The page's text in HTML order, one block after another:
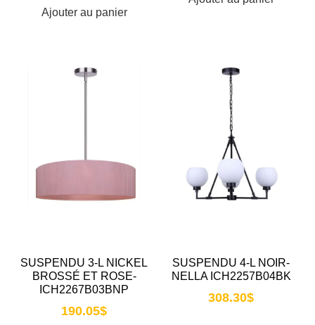
Ajouter au panier
SUSPENDU 3-L NICKEL
BROSSÉ ET ROSE-
ICH2267B03BNP
190.05$
SUSPENDU 4-L NOIR-
NELLA ICH2257B04BK
308.30$